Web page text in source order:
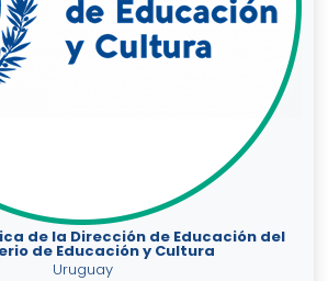
de la Dirección de Educación del
de Educación y Cultura
Uruguay